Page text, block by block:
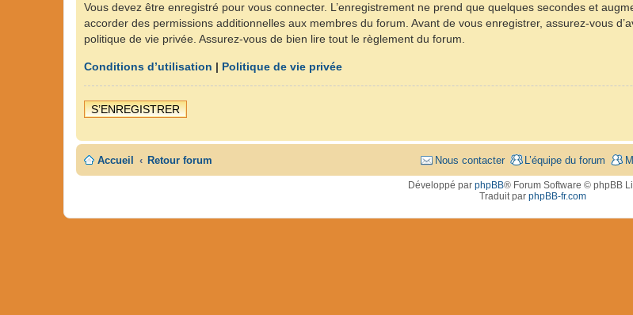
Vous devez être enregistré pour vous connecter. L’enregistrement ne prend que quelques secondes et
accorder des permissions additionnelles aux membres du forum. Avant de vous enregistrer, assurez-vous
politique de vie privée. Assurez-vous de bien lire tout le règlement du forum.
Conditions d’utilisation | Politique de vie privée
S’ENREGISTRER
Accueil Retour forum L’équipe du forum
Nous contacter
Développé par phpBB® Forum Software © phpBB
Traduit par phpBB-fr.com